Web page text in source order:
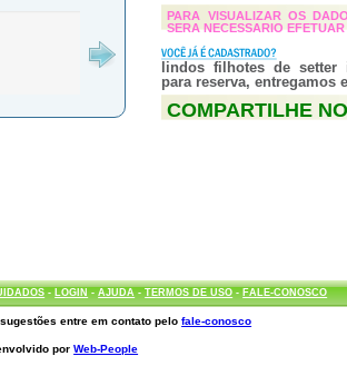
PARA VISUALIZAR OS
SERA NECESSARIO
lindos filhotes de setter
para reserva, entregamos
COMPARTILHE
- LOGIN-AJUDA-TERMOS DE USO- FALE-CONOSCO
entre em contato pelofale-conosco
porWeb-People